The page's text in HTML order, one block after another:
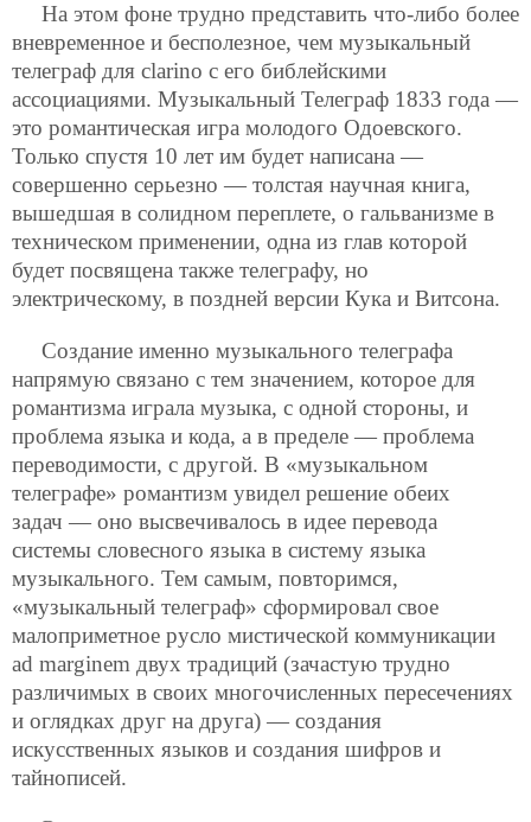
На этом фоне трудно представить что-либо более
вневременнoе и бесполезное, чем музыкальный
телеграф для clarino с его библейскими
ассоциациями. Музыкальный Телеграф 1833 года —
это романтическая игра молодого Одоевского.
Только спустя 10 лет им будет написана —
совершенно серьезно — толстая научная книга,
вышедшая в солидном переплете, о гальванизме в
техническом применении, одна из глав которой
будет посвящена также телеграфу, но
электрическому, в поздней версии Кука и Витсона.
Создание именно музыкального телеграфа
напрямую связано с тем значением, которое для
романтизма играла музыка, с одной стороны, и
проблема языка и кода, а в пределе — проблема
переводимости, с другой. В «музыкальном
телеграфе» романтизм увидел решение обеих
задач — оно высвечивалось в идее перевода
системы словесного языка в систему языка
музыкального. Тем самым, повторимся,
«музыкальный телеграф» сформировал свое
малоприметное русло мистической коммуникации
ad marginem двух традиций (зачастую трудно
различимых в своих многочисленных пересечениях
и оглядках друг на друга) — создания
искусственных языков и создания шифров и
тайнописей.